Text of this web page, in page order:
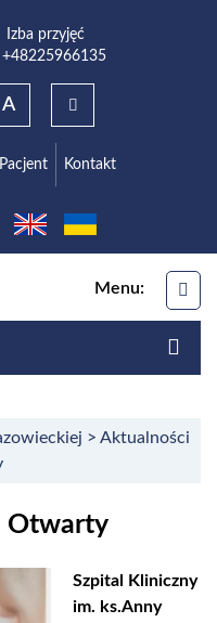
Izba przyjęć
telefonu do izba przyjęć
+48225966135
A
Kontakt
Menu:
> Aktualności
Otwarty
Szpital Kliniczny
im. ks.Anny